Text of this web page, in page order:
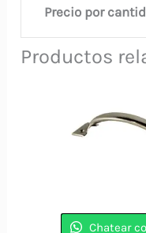
Precio por
Productos
Chatear